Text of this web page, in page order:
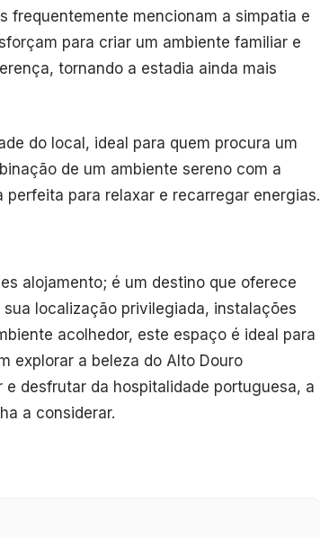
frequentemente mencionam a simpatia e
para criar um ambiente familiar e
tornando a estadia ainda mais
do local, ideal para quem procura um
de um ambiente sereno com a
para relaxar e recarregar energias.
alojamento; é um destino que oferece
localização privilegiada, instalações
acolhedor, este espaço é ideal para
explorar a beleza do Alto Douro
desfrutar da hospitalidade portuguesa, a
a considerar.